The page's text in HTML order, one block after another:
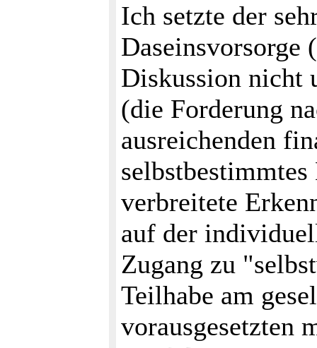
Ich setzte der
Diskussion nicht
(die Forderung
ausreichenden
verbreitete
auf der
Zugang zu
Teilhabe am
vorausgesetzten